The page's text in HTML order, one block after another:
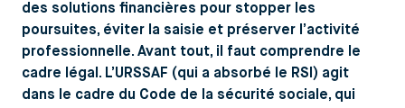
des solutions financières pour stopper les
poursuites, éviter la saisie et préserver l’activité
professionnelle. Avant tout, il faut comprendre le
cadre légal. L’URSSAF (qui a absorbé le RSI) agit
dans le cadre du Code de la sécurité sociale, qui